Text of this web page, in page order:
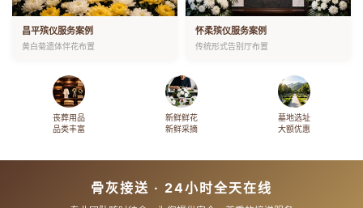
昌平殡仪服务案例
黄白菊遗体伴花布置
怀柔殡仪服务案例
传统形式告别厅布置
丧葬用品
品类丰富
新鲜鲜花
新鲜采摘
墓地选址
大额优惠
骨灰接送 · 24小时全天在线